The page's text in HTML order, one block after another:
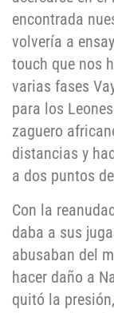
encontrada
volvería a
touch que nos
varias fases
para los
zaguero
distancias y
a dos puntos
Con la
daba a sus
abusaban del
hacer daño a
quitó la